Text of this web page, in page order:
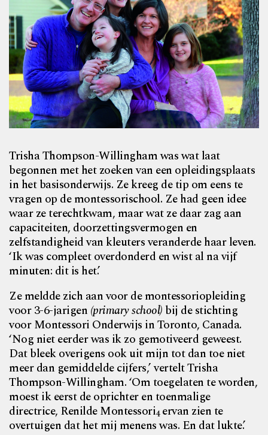
Trisha Thompson-Willingham was wat laat
begonnen met het zoeken van een opleidingsplaats
in het basisonderwijs. Ze kreeg de tip om eens te
vragen op de montessorischool. Ze had geen idee
waar ze terechtkwam, maar wat ze daar zag aan
capaciteiten, doorzettingsvermogen en
zelfstandigheid van kleuters veranderde haar leven.
‘Ik was compleet overdonderd en wist al na vijf
minuten: dit is het.’
Ze meldde zich aan voor de montessoriopleiding
voor 3-6-jarigen (primary school) bij de stichting
voor Montessori Onderwijs in Toronto, Canada.
‘Nog niet eerder was ik zo gemotiveerd geweest.
Dat bleek overigens ook uit mijn tot dan toe niet
meer dan gemiddelde cijfers,’ vertelt Trisha
Thompson-Willingham. ‘Om toegelaten te worden,
moest ik eerst de oprichter en toenmalige
directrice, Renilde Montessori4ervan zien te
overtuigen dat het mij menens was. En dat lukte.’